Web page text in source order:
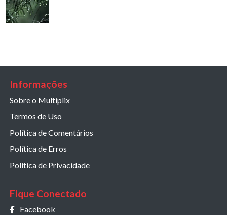
Informações
Sobre o Multiplix
Termos de Uso
Política de Comentários
Política de Erros
Política de Privacidade
Fique Conectado
Facebook